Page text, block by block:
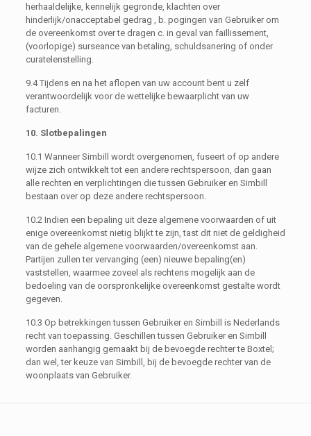
herhaaldelijke, kennelijk gegronde, klachten over
hinderlijk/onacceptabel gedrag , b. pogingen van Gebruiker om
de overeenkomst over te dragen c. in geval van faillissement,
(voorlopige) surseance van betaling, schuldsanering of onder
curatelenstelling.
9.4 Tijdens en na het aflopen van uw account bent u zelf
verantwoordelijk voor de wettelijke bewaarplicht van uw
facturen.
10. Slotbepalingen
10.1 Wanneer Simbill wordt overgenomen, fuseert of op andere
wijze zich ontwikkelt tot een andere rechtspersoon, dan gaan
alle rechten en verplichtingen die tussen Gebruiker en Simbill
bestaan over op deze andere rechtspersoon.
10.2 Indien een bepaling uit deze algemene voorwaarden of uit
enige overeenkomst nietig blijkt te zijn, tast dit niet de geldigheid
van de gehele algemene voorwaarden/overeenkomst aan.
Partijen zullen ter vervanging (een) nieuwe bepaling(en)
vaststellen, waarmee zoveel als rechtens mogelijk aan de
bedoeling van de oorspronkelijke overeenkomst gestalte wordt
gegeven.
10.3 Op betrekkingen tussen Gebruiker en Simbill is Nederlands
recht van toepassing. Geschillen tussen Gebruiker en Simbill
worden aanhangig gemaakt bij de bevoegde rechter te Boxtel;
dan wel, ter keuze van Simbill, bij de bevoegde rechter van de
woonplaats van Gebruiker.